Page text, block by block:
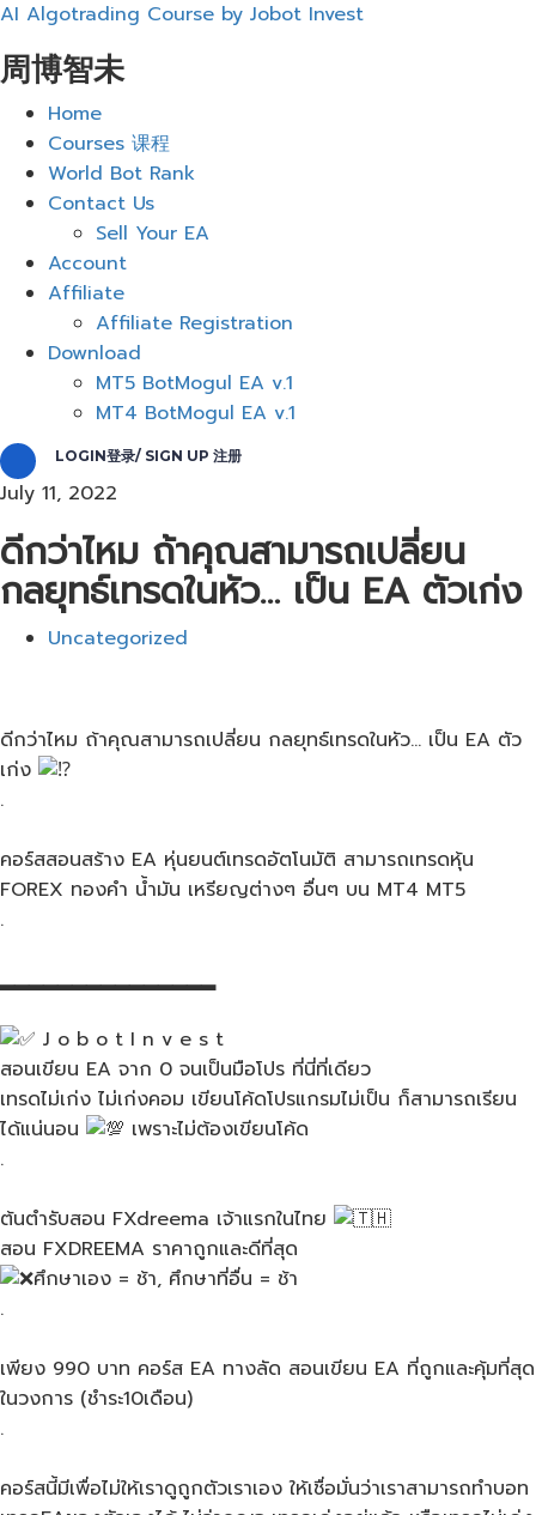
AI Algotrading Course by Jobot Invest
周博智未
MenuHome
Courses 课程
World Bot Rank
Contact Us
Sell Your EA
Account
Affiliate
Affiliate Registration
Download
MT5 BotMogul EA v.1
MT4 BotMogul EA v.1
LOGIN登录/ SIGN UP 注册
July 11, 2022
ดีกว่าไหม ถ้าคุณ​สามารถเปลี่ยน​
กลยุทธ์​เทรดในหัว… เป็น​ EA ตัวเก่ง​
Uncategorized
ดีกว่าไหม ถ้าคุณ​สามารถเปลี่ยน​ กลยุทธ์​เทรดในหัว… เป็น​ EA ตัว
เก่ง​
.
คอร์สสอนสร้าง EA หุ่นยนต์เทรดอัตโนมัติ สามารถเทรดหุ้น
FOREX ทองคำ น้ำมัน เหรียญต่างๆ อื่นๆ บน MT4 MT5
.
▂▂▂▂▂▂▂▂▂▂▂▂▂▂▂
J o b o t I n v e s t
สอนเขียน​ EA จาก​ 0​ จนเป็นมือโปร​ ที่นี่ที่เดียว
เทรดไม่เก่ง​ ไม่เก่งคอม​ เขียนโค้ดโปรแกรมไม่เป็น ก็สามารถเรียน
ได้แน่นอน​
เพราะไม่ต้องเขียนโค้ด
.
ต้นตำรับสอน​ FXdreema​ เจ้าแรกในไทย​
สอน​ FXDREEMA​ ราคาถูกและดีที่สุด
ศึกษาเอง​ = ช้า, ศึกษาที่อื่น​ = ช้า
.
เพียง 990​ บาท​ คอร์ส​ EA​ ทางลัด​ สอนเขียน​ EA ที่ถูกและคุ้มที่สุด
ในวงการ​ (ชำระ10เดือน)
.
คอร์ส​นี้มีเพื่อไม่ให้เราดูถูกตัวเราเอง​ ให้เชื่อมั่นว่าเราสามารถทำบอท